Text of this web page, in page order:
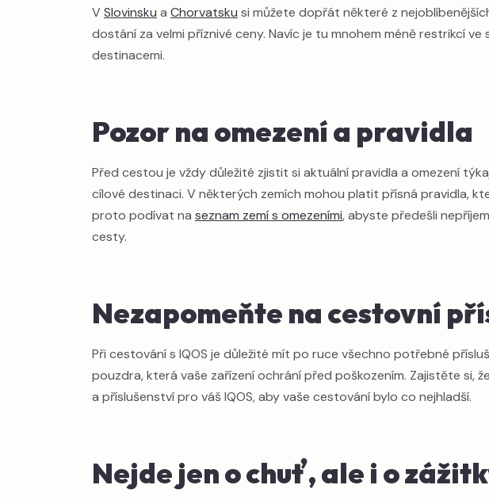
VSlovinsku a Chorvatsku si můžete dopřát některé z
dostání za velmi příznivé ceny. Navíc je tu mnohem méně restrikcí ve
destinacemi.
Pozor na omezení a pravidla
Před cestou je vždy důležité zjistit si aktuální pravidla a omezení
cílové destinaci. V některých zemích mohou platit přísná pravidla,
proto podívat na seznam zemí s omezeními, abyste předešli
cesty.
Nezapomeňte na cestovní
Při cestování s IQOS je důležité mít po ruce všechno potřebné
pouzdra, která vaše zařízení ochrání před poškozením. Zajistěte si,
a příslušenství pro váš IQOS, aby vaše cestování bylo co nejhladší.
Nejde jen o chuť, ale i o